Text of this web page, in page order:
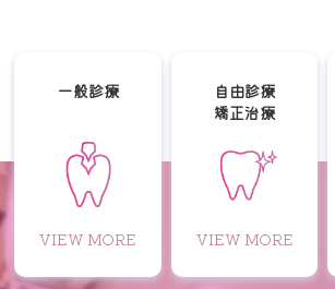
一般診療
VIEW MORE
自由診療
矯正治療
VIEW MORE